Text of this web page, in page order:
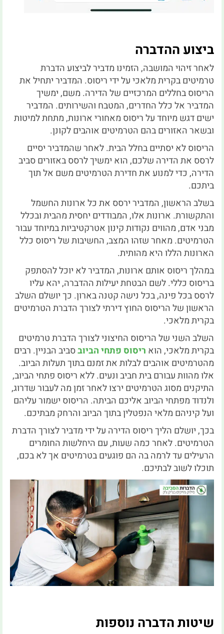
ביצוע ההדברה
לאחר זיהוי המושבה, הזמינו מדביר לביצוע הדברת
טרמיטים בקרית מלאכי על ידי ריסוס. המדביר יתחיל את
הריסוס בחללים המרכזיים של הדירה. משם, ימשיך
המדביר אל כלל החדרים, המטבח והשירותים. המדביר
ישים דגש מיוחד על ריסוס מאחורי ארונות, מתחת למיטות
ובשאר האזורים בהם הטרמיטים אוהבים לקונן.
הריסוס לא יסתיים בחלל הבית. לאחר שהמדביר יסיים
לרסס את הדירה שלכם, הוא ימשיך לרסס באזורים סביב
הדירה, כדי למנוע את חדירת הטרמיטים משם אל תוך
ביתכם.
בשלב הראשון, המדביר ירסס את כל ארונות החשמל
והתקשורת. ארונות אלו, המבודדים יחסית מהבית ובכלל
מבני אדם, מהווים נקודות קינון אטרקטיביות במיוחד עבור
הטרמיטים. מאחר שזהו המצב, החשיבות של ריסוס כלל
הארונות הללו היא מהותית.
במהלך ריסוס אותם ארונות, המדביר לא יוכל להסתפק
בריסוס כללי. לשם הבטחת יעילות ההדברה, יהא עליו
לרסס בכל פינה, בכל נישה קטנה בארון. כך יושלם השלב
הראשון של הריסוס החוץ דירתי לצורך הדברת הטרמיטים
בקרית מלאכי.
השלב השני של הריסוס החיצוני לצורך הדברת טרמיטים
בקרית מלאכי, הוא ריסוס פתחי הביובסביב הבניין. רבים
מהטרמיטים אוהבים לבלות את זמנם בתוך תעלות הביוב.
אלו מהוות עבורם בית חביב ונעים. ללא ריסוס פתחי הביוב,
התיקנים מסוג הטרמיטים ירצו לאחר זמן מה לעבור שדרוג,
ולנדוד מפתחי הביוב אליכם הביתה. הריסוס ישמור עליהם
ועל קיניהם מלאי הנפטלין בתוך הביוב והרחק מבתיכם.
בכך, יושלם הליך ריסוס הדירה על ידי מדביר לצורך הדברת
הטרמיטים. לאחר כמה שעות, עם היחלשות החומרים
הרעילים עד לרמה בה הם פוגעים בטרמיטים אך לא בכם,
תוכלו לשוב לבתיכם.
שיטות הדברה נוספות